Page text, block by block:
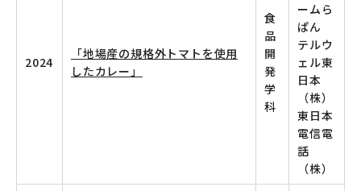
2024
「地場産の規格外トマトを使用
したカレー」
食
品
開
発
学
科
ームら
ぱん
テルウ
ェル東
日本
（株）
東日本
電信電
話
（株）